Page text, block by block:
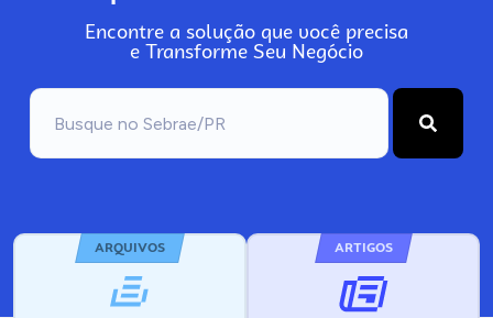
Encontre a solução que você precisa
e Transforme Seu Negócio
ARQUIVOS ARTIGOS